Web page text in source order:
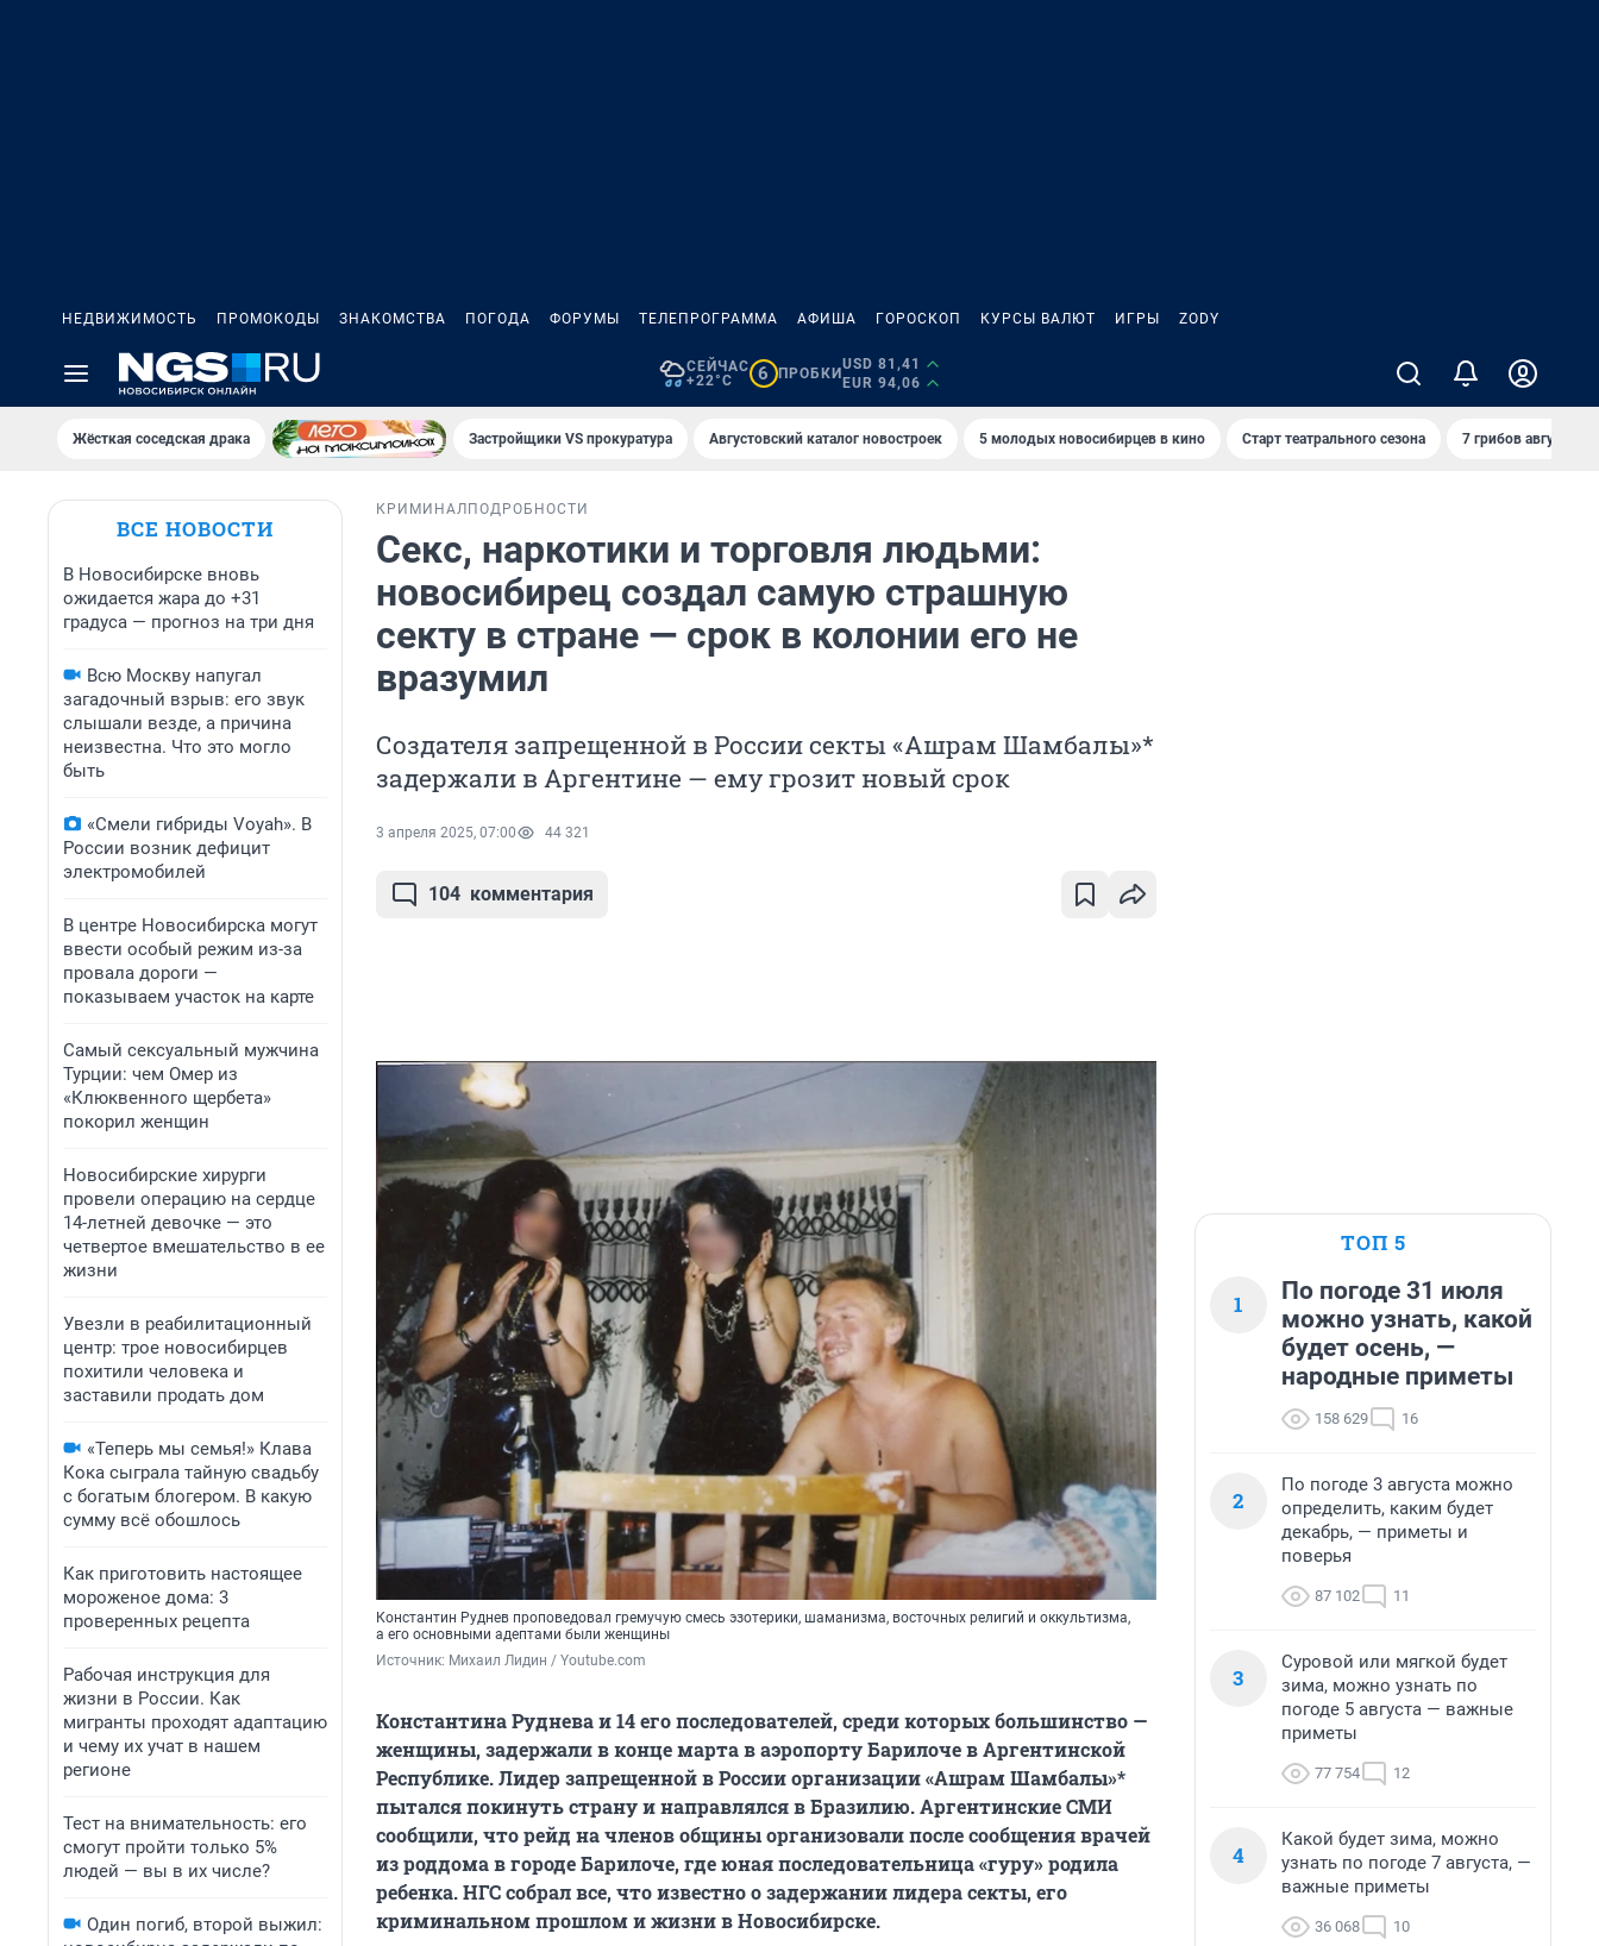
НЕДВИЖИМОСТЬ ПРОМОКОДЫ ЗНАКОМСТВА ПОГОДА ФОРУМЫ ТЕЛЕПРОГРАММА АФИША ГОРОСКОП КУРСЫ ВАЛЮТ ИГРЫ ZODY
СЕЙЧАС
+22°C
6 ПРОБКИ
USD 81,41
EUR 94,06
Жёсткая соседская драка Застройщики VS прокуратура Августовский каталог новостроек 5 молодых новосибирцев в кино Старт театрального сезона 7 грибов августа
ВСЕ НОВОСТИ
В Новосибирске вновь
ожидается жара до +31
градуса — прогноз на три дня
Всю Москву напугал
загадочный взрыв: его звук
слышали везде, а причина
неизвестна. Что это могло
быть
«Смели гибриды Voyah». В
России возник дефицит
электромобилей
В центре Новосибирска могут
ввести особый режим из-за
провала дороги —
показываем участок на карте
Самый сексуальный мужчина
Турции: чем Омер из
«Клюквенного щербета»
покорил женщин
Новосибирские хирурги
провели операцию на сердце
14-летней девочке — это
четвертое вмешательство в ее
жизни
Увезли в реабилитационный
центр: трое новосибирцев
похитили человека и
заставили продать дом
«Теперь мы семья!» Клава
Кока сыграла тайную свадьбу
с богатым блогером. В какую
сумму всё обошлось
Как приготовить настоящее
мороженое дома: 3
проверенных рецепта
Рабочая инструкция для
жизни в России. Как
мигранты проходят адаптацию
и чему их учат в нашем
регионе
Тест на внимательность: его
смогут пройти только 5%
людей — вы в их числе?
Один погиб, второй выжил:
КРИМИНАЛ ПОДРОБНОСТИ
Секс, наркотики и торговля людьми:
новосибирец создал самую страшную
секту в стране — срок в колонии его не
вразумил
Создателя запрещенной в России секты «Ашрам Шамбалы»*
задержали в Аргентине — ему грозит новый срок
3 апреля 2025, 07:00 44 321
104 комментария
Константин Руднев проповедовал гремучую смесь эзотерики, шаманизма, восточных религий и оккультизма,
а его основными адептами были женщины
Источник: Михаил Лидин / Youtube.com
Константина Руднева и 14 его последователей, среди которых большинство —
женщины, задержали в конце марта в аэропорту Барилоче в Аргентинской
Республике. Лидер запрещенной в России организации «Ашрам Шамбалы»*
пытался покинуть страну и направлялся в Бразилию. Аргентинские СМИ
сообщили, что рейд на членов общины организовали после сообщения врачей
из роддома в городе Барилоче, где юная последовательница «гуру» родила
ребенка. НГС собрал все, что известно о задержании лидера секты, его
криминальном прошлом и жизни в Новосибирске.
ТОП 5
1
По погоде 31 июля
можно узнать, какой
будет осень, —
народные приметы
158 629 16
2
По погоде 3 августа можно
определить, каким будет
декабрь, — приметы и
поверья
87 102 11
3
Суровой или мягкой будет
зима, можно узнать по
погоде 5 августа — важные
приметы
77 754 12
4
Какой будет зима, можно
узнать по погоде 7 августа, —
важные приметы
36 068 10